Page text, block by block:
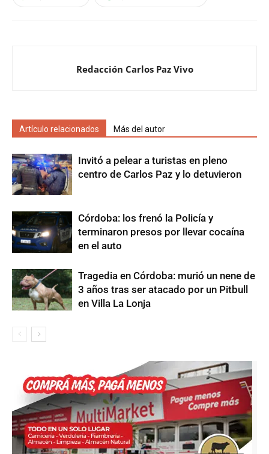
Redacción Carlos Paz Vivo
Artículo relacionados Más del autor
Invitó a pelear a turistas en pleno
centro de Carlos Paz y lo detuvieron
Córdoba: los frenó la Policía y
terminaron presos por llevar cocaína
en el auto
Tragedia en Córdoba: murió un nene de
3 años tras ser atacado por un Pitbull
en Villa La Lonja